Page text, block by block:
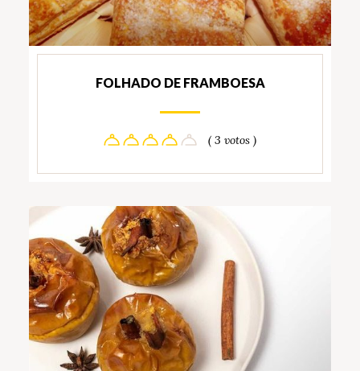
FOLHADO DE FRAMBOESA
( 3 votos )